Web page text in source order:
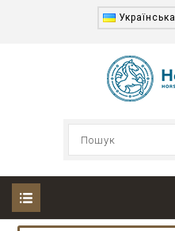
Українська